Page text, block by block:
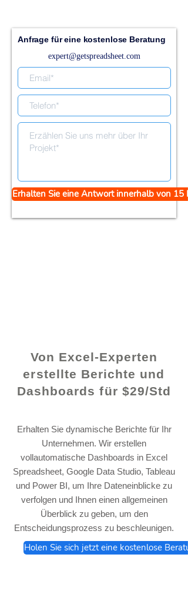
Von Excel-Experten
erstellte Berichte und
Dashboards für $29/Std
Erhalten Sie dynamische Berichte für Ihr
Unternehmen. Wir erstellen
vollautomatische Dashboards in Excel
Spreadsheet, Google Data Studio, Tableau
und Power BI, um Ihre Dateneinblicke zu
verfolgen und Ihnen einen allgemeinen
Überblick zu geben, um den
Entscheidungsprozess zu beschleunigen.
Holen Sie sich jetzt eine kostenlose
Anfrage für eine kostenlose Beratung
expert@getspreadsheet.com
Erhalten Sie eine Antwort innerhalb von 15